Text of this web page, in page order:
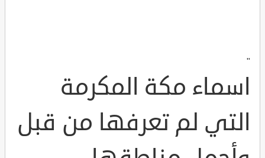
"
اسماء مكة المكرمة
التي لم تعرفها من قبل